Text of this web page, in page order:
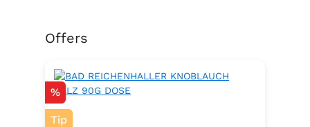
Skip product gallery
Offers
Discount
%
Tip